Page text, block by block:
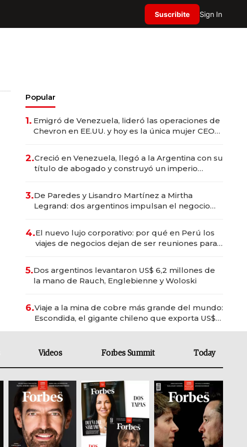
Suscribite Sign In
Popular
1. Emigró de Venezuela, lideró las operaciones de
Chevron en EE.UU. y hoy es la única mujer CEO
2.Creció en Venezuela, llegó a la Argentina con su
título de abogado y construyó un imperio
3.De Paredes y Lisandro Martínez a Mirtha
Legrand: dos argentinos impulsan el negocio
4.El nuevo lujo corporativo: por qué en Perú los
viajes de negocios dejan de ser reuniones para
5.Dos argentinos levantaron US$ 6,2 millones de
la mano de Rauch, Englebienne y Woloski
6.Viaje a la mina de cobre más grande del mundo:
Escondida, el gigante chileno que exporta US$
Videos Forbes Summit Today